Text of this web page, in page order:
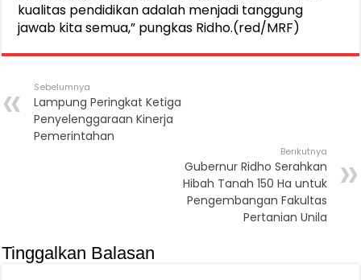
kualitas pendidikan adalah menjadi tanggung
jawab kita semua,” pungkas Ridho.(red/MRF)
Sebelumnya
Lampung Peringkat Ketiga
Penyelenggaraan Kinerja
Pemerintahan
Berikutnya
Gubernur Ridho Serahkan
Hibah Tanah 150 Ha untuk
Pengembangan Fakultas
Pertanian Unila
Tinggalkan Balasan